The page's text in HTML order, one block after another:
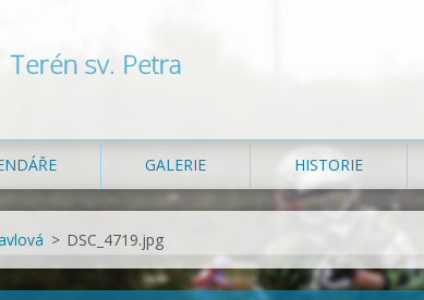
Terén sv. Petra
GALERIE HISTORIE
> DSC_4719.jpg